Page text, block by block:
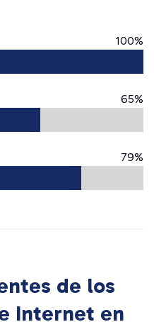
100%
65%
79%
de los
Internet en